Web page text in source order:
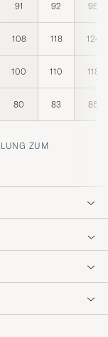
91 92 95
108 118 124
100 110 118
80 83 85
ZUM R